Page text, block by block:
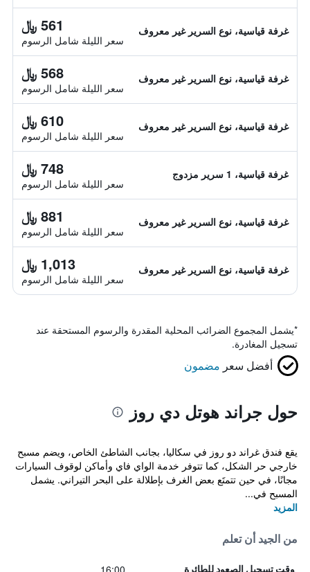
غرفة قياسية، نوع السرير غير معروف 561 ﷼
سعر الليلة شامل الرسوم
غرفة قياسية، نوع السرير غير معروف 568 ﷼
سعر الليلة شامل الرسوم
غرفة قياسية، نوع السرير غير معروف 610 ﷼
سعر الليلة شامل الرسوم
غرفة قياسية، 1 سرير مزدوج 748 ﷼
سعر الليلة شامل الرسوم
غرفة قياسية، نوع السرير غير معروف 881 ﷼
سعر الليلة شامل الرسوم
غرفة قياسية، نوع السرير غير معروف 1,013 ﷼
سعر الليلة شامل الرسوم
*يشمل المجموع الضرائب المحلية المقدرة والرسوم المستحقة عند
تسجيل المغادرة.
أفضل سعر مضمون
حول جراند هوتل دي روز
يقع فندق غراند دو روز في سكاليا، بجانب الشاطئ الخاص، ويضم مسبح
خارجي حر الشكل، كما تتوفر خدمة الواي فاي وأماكن لوقوف السيارات
مجانًا، في حين تتمتَع بعض الغرف بإطلالة على البحر التيراني. يشمل
المسبح في...
المزيد
من الجيد أن تعلم
وقت تسجيل الصعود للطائرة 16:00